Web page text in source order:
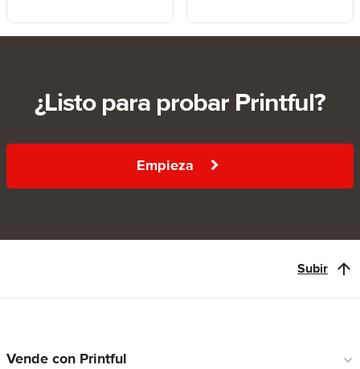
¿Listo para probar Printful?
Empieza
Subir
Enlaces
Vende con Printful